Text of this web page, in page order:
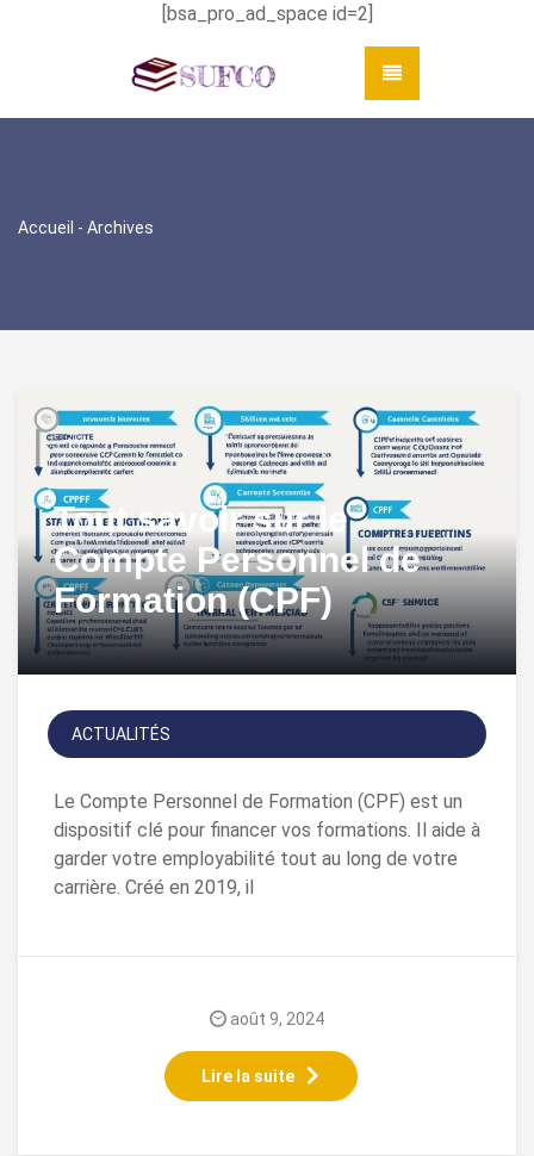
[bsa_pro_ad_space id=2]
Accueil - Archives
Tout savoir sur le
Compte Personnel de
Formation (CPF)
ACTUALITÉS
Le Compte Personnel de Formation (CPF) est un
dispositif clé pour financer vos formations. Il aide à
garder votre employabilité tout au long de votre
carrière. Créé en 2019, il
Lire la suite
août 9, 2024